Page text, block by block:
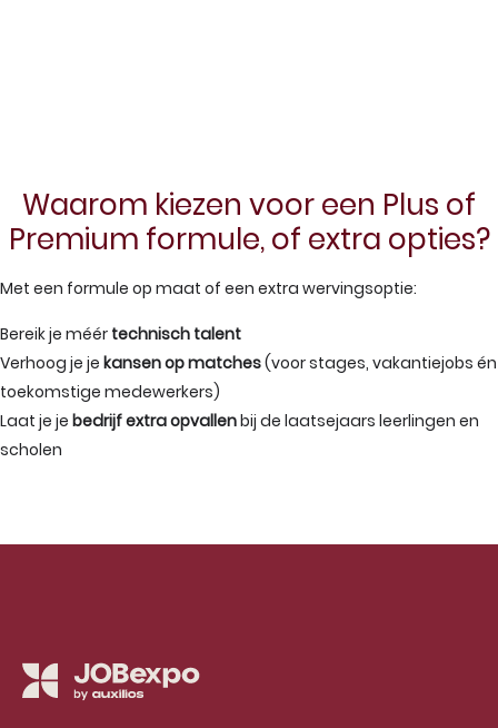
Waarom kiezen voor een Plus of
Premium formule, of extra opties?
Met een formule op maat of een extra wervingsoptie:
Bereik je méér technisch talent
Verhoog je je kansen op matches(voor stages, vakantiejobs én
toekomstige medewerkers)
Laat je je bedrijf extra opvallenbij de laatsejaars leerlingen en
scholen